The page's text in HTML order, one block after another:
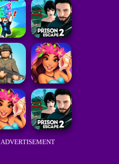
ADVERTISEMENT